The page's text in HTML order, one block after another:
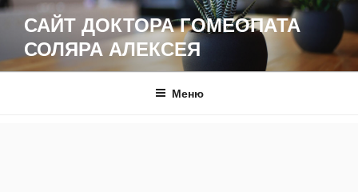
Перейти
содержимому
САЙТ ДОКТОРА ГОМЕОПАТА
СОЛЯРА АЛЕКСЕЯ
Меню